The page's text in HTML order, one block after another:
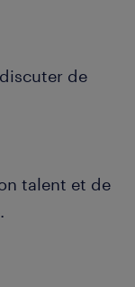
de
talent et de